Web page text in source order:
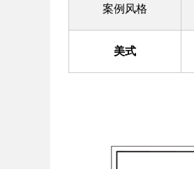
案例风格
美式